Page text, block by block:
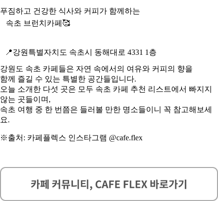
푸짐하고 건강한 식사와 커피가 함께하는
속초 브런치카페🥰
📍강원특별자치도 속초시 동해대로 4331 1층
강원도 속초 카페들은 자연 속에서의 여유와 커피의 향을
함께 즐길 수 있는 특별한 공간들입니다.
오늘 소개한 다섯 곳은 모두 속초 카페 추천 리스트에서 빠지지
않는 곳들이며,
속초 여행 중 한 번쯤은 들러볼 만한 명소들이니 꼭 참고해보세
요.
※출처: 카페플렉스 인스타그램 @cafe.flex